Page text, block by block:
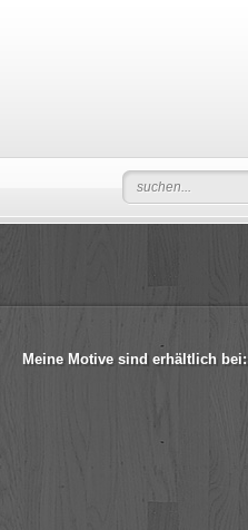
Meine Motive sind erhältlich bei: